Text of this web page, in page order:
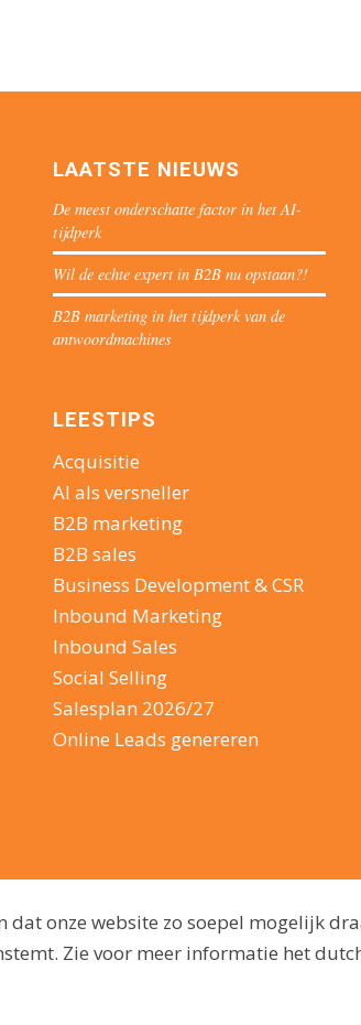
LAATSTE NIEUWS
De meest onderschatte factor in het AI-
tijdperk
Wil de echte expert in B2B nu opstaan?!
B2B marketing in het tijdperk van de
antwoordmachines
LEESTIPS
Acquisitie
AI als versneller
B2B marketing
B2B sales
Business Development & CSR
Inbound Marketing
Inbound Sales
Social Selling
Salesplan 2026/27
Online Leads genereren
dat onze website zo soepel mogelijk
Zie voor meer informatie het